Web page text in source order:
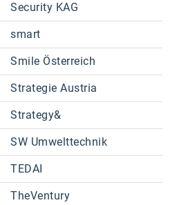
Security KAG
smart
Smile Österreich
Strategie Austria
Strategy&
SW Umwelttechnik
TEDAI
TheVentury